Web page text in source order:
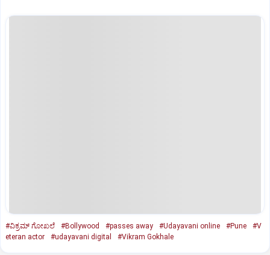
#ವಿಕ್ರಮ್ ಗೋಖಲೆ #Bollywood #passes away #Udayavani online #Pune
#V
eteran actor
#udayavani digital #Vikram Gokhale